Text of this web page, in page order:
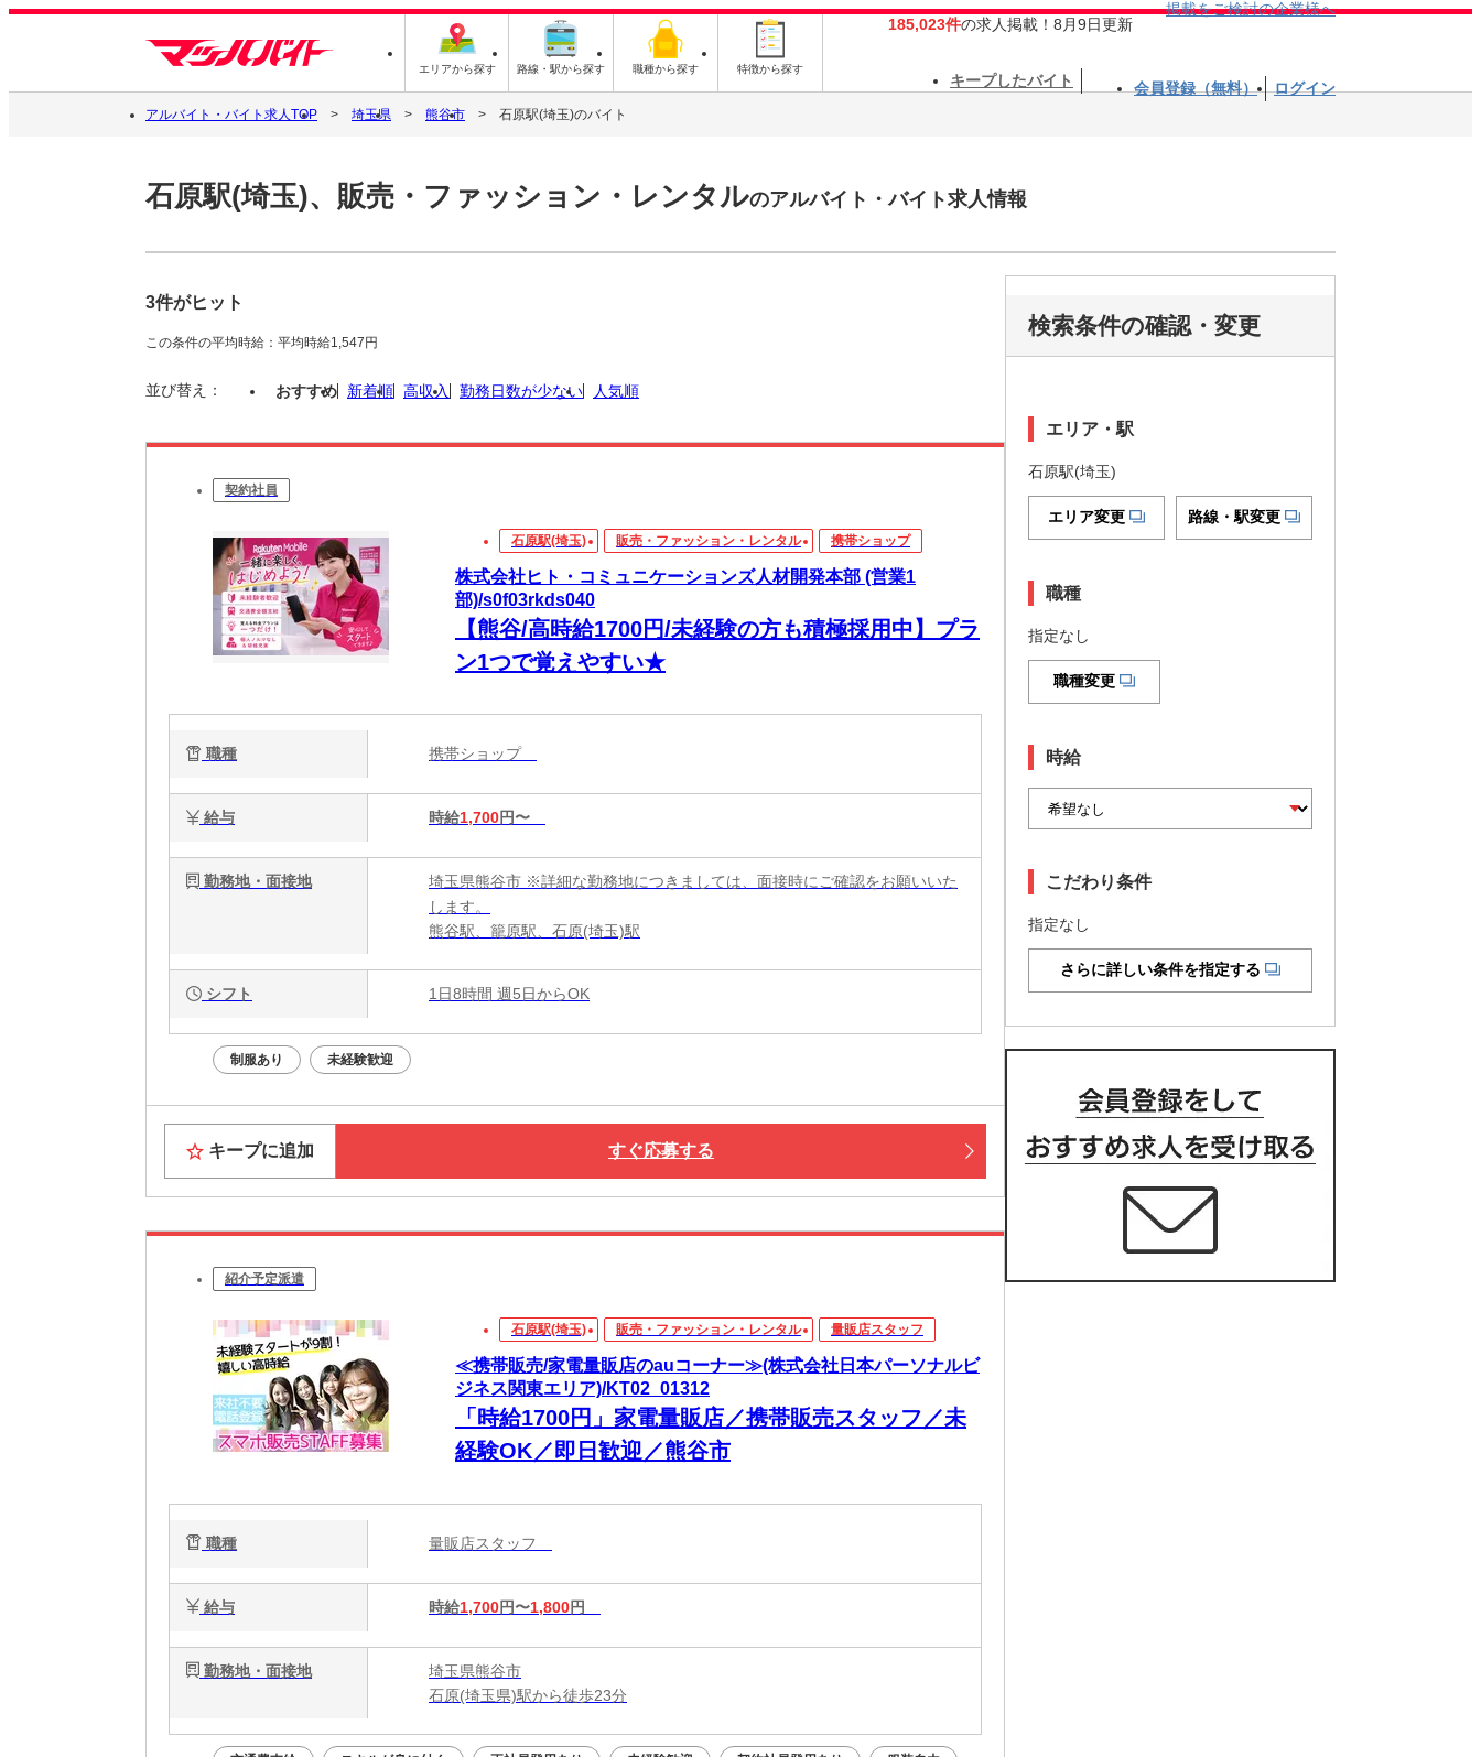
エリアから探す 路線・駅から探す 職種から探す 特徴から探す
185,023件の求人掲載！8月9日更新
掲載をご検討の企業様へ
キープしたバイト 会員登録（無料） ログイン
アルバイト・バイト求人TOP 埼玉県 熊谷市 石原駅(埼玉)のバイト
石原駅(埼玉)、販売・ファッション・レンタルのアルバイト・バイト求人情報
3件がヒット
この条件の平均時給：平均時給1,547円
並び替え： おすすめ 新着順 高収入 勤務日数が少ない 人気順
契約社員
石原駅(埼玉) 販売・ファッション・レンタル 携帯ショップ
株式会社ヒト・コミュニケーションズ人材開発本部 (営業1
部)/s0f03rkds040
【熊谷/高時給1700円/未経験の方も積極採用中】プラ
ン1つで覚えやすい★
職種 携帯ショップ
給与 時給1,700円〜
勤務地・面接地
埼玉県熊谷市 ※詳細な勤務地につきましては、面接時にご確認をお願いいた
します。
熊谷駅、籠原駅、石原(埼玉)駅
シフト 1日8時間 週5日からOK
制服あり 未経験歓迎
キープに追加 すぐ応募する
紹介予定派遣
石原駅(埼玉) 販売・ファッション・レンタル 量販店スタッフ
≪携帯販売/家電量販店のauコーナー≫(株式会社日本パーソナルビ
ジネス関東エリア)/KT02_01312
「時給1700円」家電量販店／携帯販売スタッフ／未
経験OK／即日歓迎／熊谷市
職種 量販店スタッフ
給与 時給1,700円〜1,800円
勤務地・面接地
埼玉県熊谷市
石原(埼玉県)駅から徒歩23分
検索条件の確認・変更
エリア・駅
石原駅(埼玉)
エリア変更 路線・駅変更
職種
指定なし
職種変更
時給
こだわり条件
指定なし
さらに詳しい条件を指定する